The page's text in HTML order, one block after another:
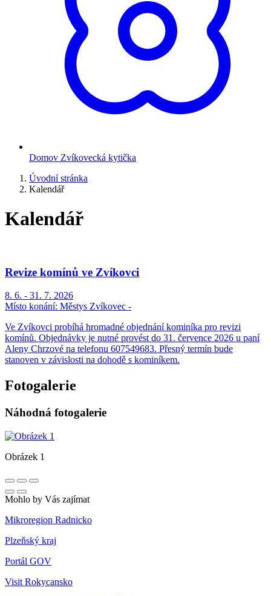
Domov Zvíkovecká kytička
Úvodní stránka
Kalendář
Kalendář
Revize komínů ve Zvíkovci
8. 6. - 31. 7. 2026
Místo konání: Městys Zvíkovec -
Ve Zvíkovci probíhá hromadné objednání kominíka pro revizi
komínů. Objednávky je nutné provést do 31. července 2026 u paní
Aleny Chrzové na telefonu 607549683. Přesný termín bude
stanoven v závislosti na dohodě s kominíkem.
Fotogalerie
Náhodná fotogalerie
Obrázek 1
Mohlo by Vás zajímat
Mikroregion Radnicko
Plzeňský kraj
Portál GOV
Visit Rokycansko